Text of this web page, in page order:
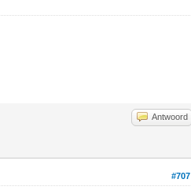
Antwoord
#707